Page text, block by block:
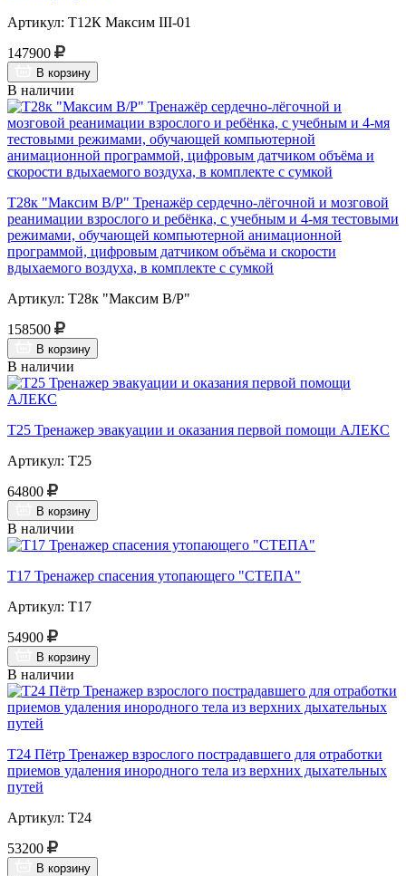
Артикул: Т12К Максим III-01
147900
В корзину
В наличии
Т28к "Максим В/Р" Тренажёр сердечно-лёгочной и мозговой
реанимации взрослого и ребёнка, с учебным и 4-мя тестовыми
режимами, обучающей компьютерной анимационной
программой, цифровым датчиком объёма и скорости
вдыхаемого воздуха, в комплекте с сумкой
Артикул: Т28к "Максим В/Р"
158500
В корзину
В наличии
Т25 Тренажер эвакуации и оказания первой помощи АЛЕКС
Артикул: Т25
64800
В корзину
В наличии
Т17 Тренажер спасения утопающего "СТЕПА"
Артикул: Т17
54900
В корзину
В наличии
Т24 Пётр Тренажер взрослого пострадавшего для отработки
приемов удаления инородного тела из верхних дыхательных
путей
Артикул: Т24
53200
В корзину